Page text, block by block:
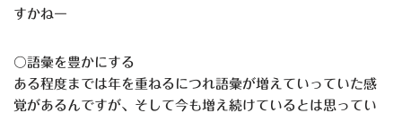
すかねー
〇語彙を豊かにする
ある程度までは年を重ねるにつれ語彙が増えていっていた感
覚があるんですが、そして今も増え続けているとは思ってい